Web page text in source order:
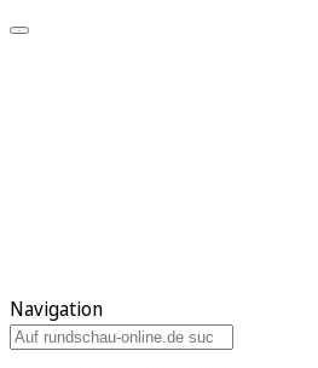
Navigation